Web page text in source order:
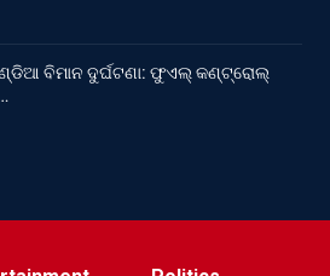
ବିମାନ ଦୁର୍ଘଟଣା: ଫୁଏଲ୍‌ କଣ୍ଟ୍ରୋଲ୍‌